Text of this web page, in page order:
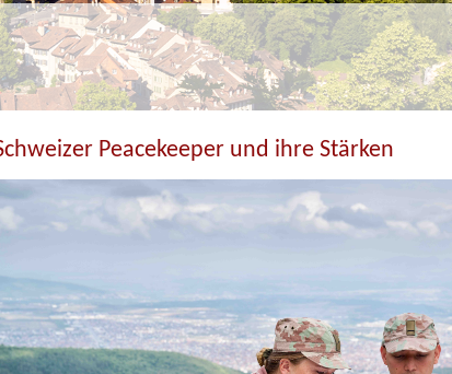
Peacekeeper und ihre Stärken